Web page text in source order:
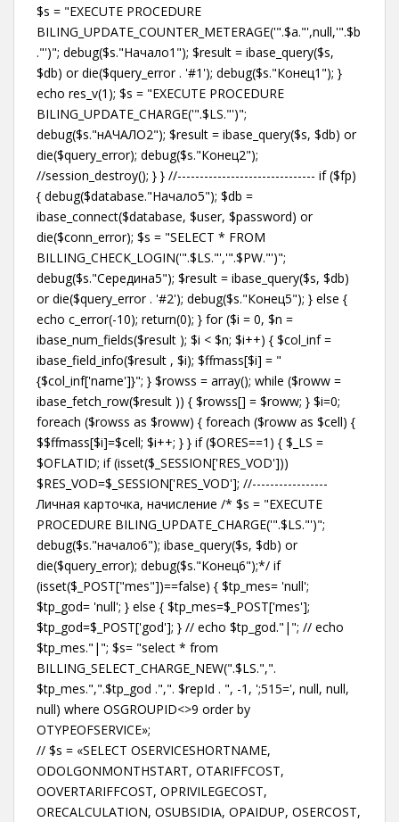
$s = "EXECUTE PROCEDURE
BILING_UPDATE_COUNTER_METERAGE('".$a."',null,'".$b
."')"; debug($s."Начало1"); $result = ibase_query($s,
$db) or die($query_error . '#1'); debug($s."Конец1"); }
echo res_v(1); $s = "EXECUTE PROCEDURE
BILING_UPDATE_CHARGE('".$LS."')";
debug($s."нАЧАЛО2"); $result = ibase_query($s, $db) or
die($query_error); debug($s."Конец2");
//session_destroy(); } } //------------------------------- if ($fp)
{ debug($database."Начало5"); $db =
ibase_connect($database, $user, $password) or
die($conn_error); $s = "SELECT * FROM
BILLING_CHECK_LOGIN('".$LS."','".$PW."')";
debug($s."Середина5"); $result = ibase_query($s, $db)
or die($query_error . '#2'); debug($s."Конец5"); } else {
echo c_error(-10); return(0); } for ($i = 0, $n =
ibase_num_fields($result ); $i < $n; $i++) { $col_inf =
ibase_field_info($result , $i); $ffmass[$i] = "
{$col_inf['name']}"; } $rowss = array(); while ($roww =
ibase_fetch_row($result )) { $rowss[] = $roww; } $i=0;
foreach ($rowss as $roww) { foreach ($roww as $cell) {
$$ffmass[$i]=$cell; $i++; } } if ($ORES==1) { $_LS =
$OFLATID; if (isset($_SESSION['RES_VOD']))
$RES_VOD=$_SESSION['RES_VOD']; //-----------------
Личная карточка, начисление /* $s = "EXECUTE
PROCEDURE BILING_UPDATE_CHARGE('".$LS."')";
debug($s."начало6"); ibase_query($s, $db) or
die($query_error); debug($s."Конец6");*/ if
(isset($_POST["mes"])==false) { $tp_mes= 'null';
$tp_god= 'null'; } else { $tp_mes=$_POST['mes'];
$tp_god=$_POST['god']; } // echo $tp_god."|"; // echo
$tp_mes."|"; $s= "select * from
BILLING_SELECT_CHARGE_NEW(".$LS.",".
$tp_mes.",".$tp_god .",". $repId . ", -1, ';515=', null, null,
null) where OSGROUPID<>9 order by
OTYPEOFSERVICE»;
// $s = «SELECT OSERVICESHORTNAME,
ODOLGONMONTHSTART, OTARIFFCOST,
OOVERTARIFFCOST, OPRIVILEGECOST,
ORECALCULATION, OSUBSIDIA, OPAIDUP, OSERCOST,